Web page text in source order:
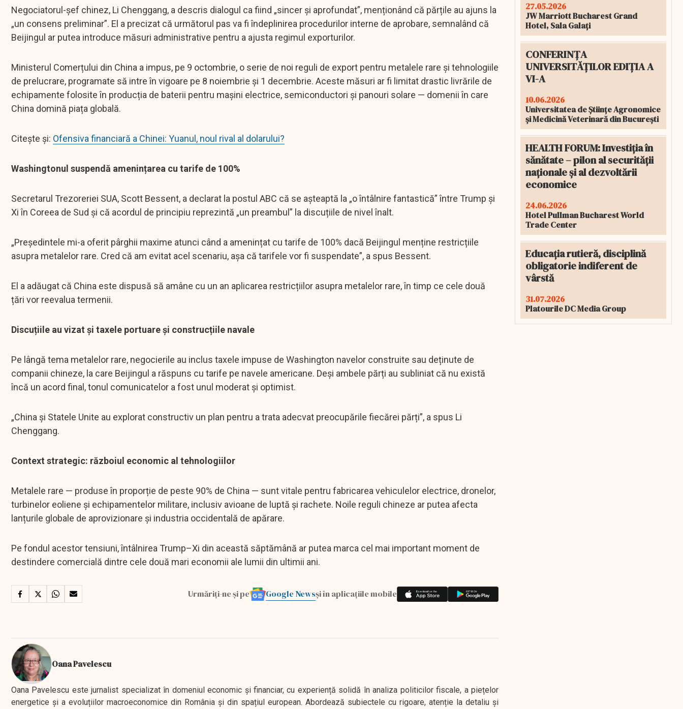
Negociatorul-șef chinez, Li Chenggang, a descris dialogul ca fiind „sincer și aprofundat”, menționând că părțile au ajuns la
„un consens preliminar”. El a precizat că următorul pas va fi îndeplinirea procedurilor interne de aprobare, semnalând că
Beijingul ar putea introduce măsuri administrative pentru a ajusta regimul exporturilor.
Ministerul Comerțului din China a impus, pe 9 octombrie, o serie de noi reguli de export pentru metalele rare și tehnologiile
de prelucrare, programate să intre în vigoare pe 8 noiembrie și 1 decembrie. Aceste măsuri ar fi limitat drastic livrările de
echipamente folosite în producția de baterii pentru mașini electrice, semiconductori și panouri solare — domenii în care
China domină piața globală.
Citește și: Ofensiva financiară a Chinei: Yuanul, noul rival al dolarului?
Washingtonul suspendă amenințarea cu tarife de 100%
Secretarul Trezoreriei SUA, Scott Bessent, a declarat la postul ABC că se așteaptă la „o întâlnire fantastică” între Trump și
Xi în Coreea de Sud și că acordul de principiu reprezintă „un preambul” la discuțiile de nivel înalt.
„Președintele mi-a oferit pârghii maxime atunci când a amenințat cu tarife de 100% dacă Beijingul menține restricțiile
asupra metalelor rare. Cred că am evitat acel scenariu, așa că tarifele vor fi suspendate”, a spus Bessent.
El a adăugat că China este dispusă să amâne cu un an aplicarea restricțiilor asupra metalelor rare, în timp ce cele două
țări vor reevalua termenii.
Discuțiile au vizat și taxele portuare și construcțiile navale
Pe lângă tema metalelor rare, negocierile au inclus taxele impuse de Washington navelor construite sau deținute de
companii chineze, la care Beijingul a răspuns cu tarife pe navele americane. Deși ambele părți au subliniat că nu există
încă un acord final, tonul comunicatelor a fost unul moderat și optimist.
„China și Statele Unite au explorat constructiv un plan pentru a trata adecvat preocupările fiecărei părți”, a spus Li
Chenggang.
Context strategic: războiul economic al tehnologiilor
Metalele rare — produse în proporție de peste 90% de China — sunt vitale pentru fabricarea vehiculelor electrice, dronelor,
turbinelor eoliene și echipamentelor militare, inclusiv avioane de luptă și rachete. Noile reguli chineze ar putea afecta
lanțurile globale de aprovizionare și industria occidentală de apărare.
Pe fondul acestor tensiuni, întâlnirea Trump–Xi din această săptămână ar putea marca cel mai important moment de
destindere comercială dintre cele două mari economii ale lumii din ultimii ani.
Urmăriți-ne și pe Google Newsși în aplicațiile mobile
Oana Pavelescu
Oana Pavelescu este jurnalist specializat în domeniul economic și financiar, cu experiență solidă în analiza politicilor fiscale, a piețelor
energetice și a evoluțiilor macroeconomice din România și din spațiul european. Abordează subiectele cu rigoare, atenție la detaliu și
27.05.2026
JW Marriott Bucharest Grand
Hotel, Sala Galați
CONFERINȚA
UNIVERSITĂȚILOR EDIȚIA A
VI-A
10.06.2026
Universitatea de Științe Agronomice
și Medicină Veterinară din București
HEALTH FORUM: Investiția în
sănătate – pilon al securității
naționale și al dezvoltării
economice
24.06.2026
Hotel Pullman Bucharest World
Trade Center
Educația rutieră, disciplină
obligatorie indiferent de
vârstă
31.07.2026
Platourile DC Media Group